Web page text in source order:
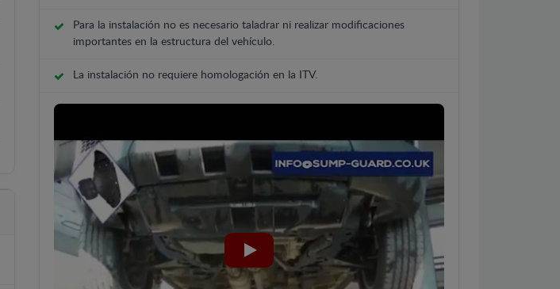
Para la instalación no es necesario taladrar ni realizar modificaciones
importantes en la estructura del vehículo.
La instalación no requiere homologación en la ITV.